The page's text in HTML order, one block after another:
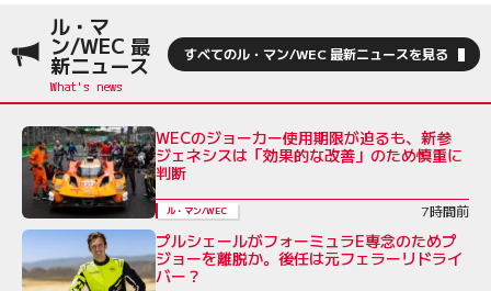
ル・マ
ン/WEC 最
新ニュース すべてのル・マン/WEC 最新ニュースを見る
WECのジョーカー使用期限が迫るも、新参
ジェネシスは「効果的な改善」のため慎重に
判断
ル・マン/WEC 7時間前
プルシェールがフォーミュラE専念のためプ
ジョーを離脱か。後任は元フェラーリドライ
バー？